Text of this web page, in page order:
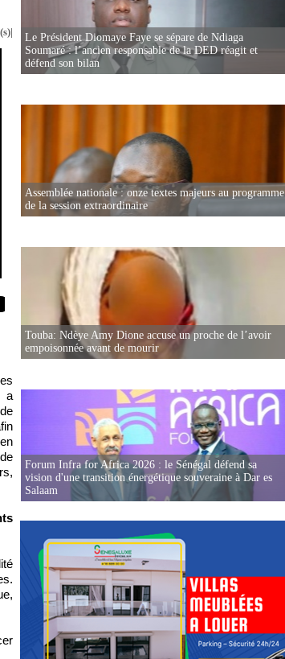
a
Le Président Diomaye Faye se sépare de Ndiaga
Soumaré : l’ancien responsable de la DED réagit et
défend son bilan
Assemblée nationale : onze textes majeurs au programme
de la session extraordinaire
Touba: Ndèye Amy Dione accuse un proche de l’avoir
empoisonnée avant de mourir
Forum Infra for Africa 2026 : le Sénégal défend sa
vision d'une transition énergétique souveraine à Dar es
Salaam